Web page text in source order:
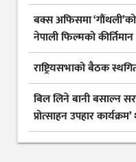
बक्स अफिसमा
नेपाली फिल्मको कीर्तिमान
राष्ट्रियसभाको बैठक
बिल लिने बानी बसाल्न
प्रोत्साहन उपहार